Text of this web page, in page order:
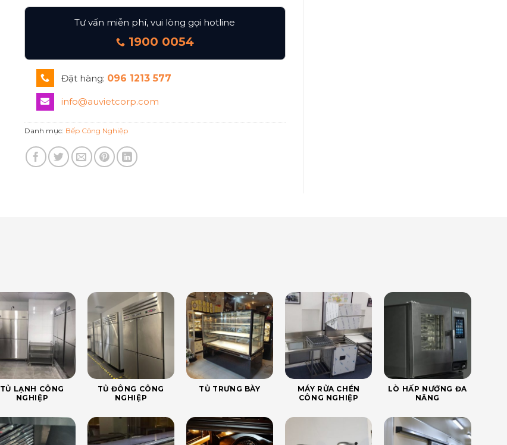
Tư vấn miễn phí, vui lòng gọi hotline
1900 0054
Đặt hàng: 096 1213 577
info@auvietcorp.com
Danh mục: Bếp Công Nghiệp
TỦ LẠNH CÔNG
NGHIỆP
TỦ ĐÔNG CÔNG
NGHIỆP
TỦ TRƯNG BÀY
MÁY RỬA CHÉN
CÔNG NGHIỆP
LÒ HẤP NƯỚNG ĐA
NĂNG